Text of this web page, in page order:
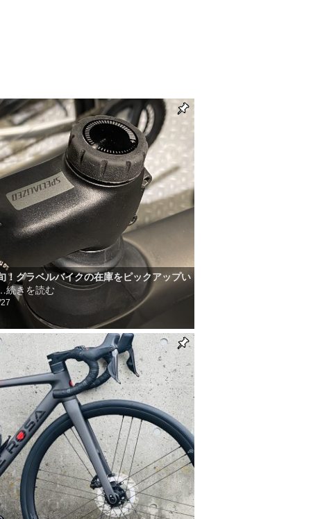
！グラベルバイクの在庫をピックアップい
続きを読む